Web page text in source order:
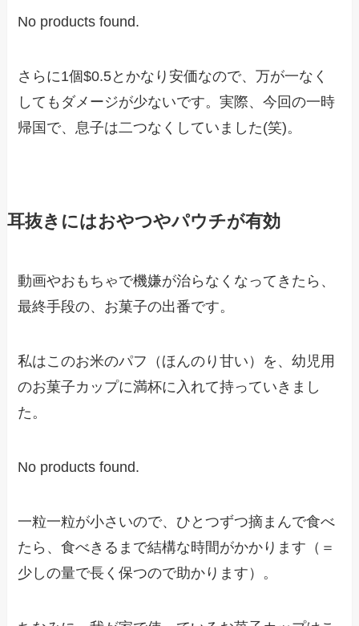
No products found.
さらに1個$0.5とかなり安価なので、万が一なく
してもダメージが少ないです。実際、今回の一時
帰国で、息子は二つなくしていました(笑)。
耳抜きにはおやつやパウチが有効
動画やおもちゃで機嫌が治らなくなってきたら、
最終手段の、お菓子の出番です。
私はこのお米のパフ（ほんのり甘い）を、幼児用
のお菓子カップに満杯に入れて持っていきまし
た。
No products found.
一粒一粒が小さいので、ひとつずつ摘まんで食べ
たら、食べきるまで結構な時間がかかります（＝
少しの量で長く保つので助かります）。